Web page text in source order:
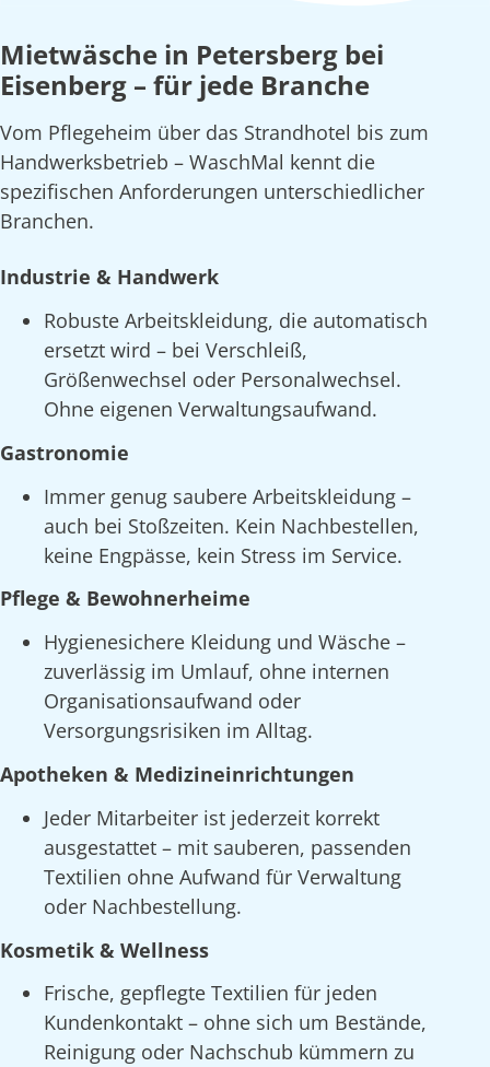
Mietwäsche in Petersberg bei
Eisenberg – für jede Branche
Vom Pflegeheim über das Strandhotel bis zum
Handwerksbetrieb – WaschMal kennt die
spezifischen Anforderungen unterschiedlicher
Branchen.
Industrie & Handwerk
Robuste Arbeitskleidung, die automatisch
ersetzt wird – bei Verschleiß,
Größenwechsel oder Personalwechsel.
Ohne eigenen Verwaltungsaufwand.
Gastronomie
Immer genug saubere Arbeitskleidung –
auch bei Stoßzeiten. Kein Nachbestellen,
keine Engpässe, kein Stress im Service.
Pflege & Bewohnerheime
Hygienesichere Kleidung und Wäsche –
zuverlässig im Umlauf, ohne internen
Organisationsaufwand oder
Versorgungsrisiken im Alltag.
Apotheken & Medizineinrichtungen
Jeder Mitarbeiter ist jederzeit korrekt
ausgestattet – mit sauberen, passenden
Textilien ohne Aufwand für Verwaltung
oder Nachbestellung.
Kosmetik & Wellness
Frische, gepflegte Textilien für jeden
Kundenkontakt – ohne sich um Bestände,
Reinigung oder Nachschub kümmern zu